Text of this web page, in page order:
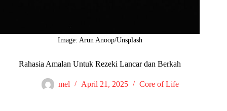
Image: Arun Anoop/Unsplash
Rahasia Amalan Untuk Rezeki Lancar dan Berkah
mel April 21, 2025 Core of Life